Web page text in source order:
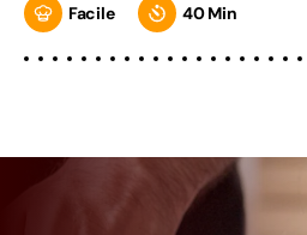
Facile 40 Min